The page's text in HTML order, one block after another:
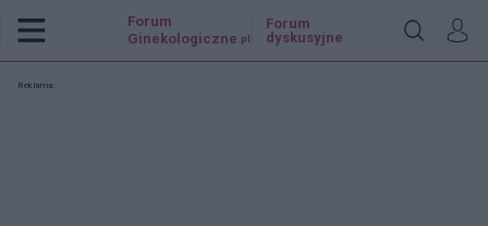
Forum
Ginekologiczne .pl
Forum
dyskusyjne
Reklama: